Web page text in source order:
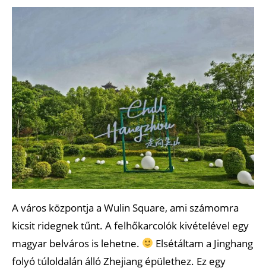
A város központja a Wulin Square, ami számomra
kicsit ridegnek tűnt. A felhőkarcolók kivételével egy
magyar belváros is lehetne.
Elsétáltam a Jinghang
folyó túloldalán álló Zhejiang épülethez. Ez egy